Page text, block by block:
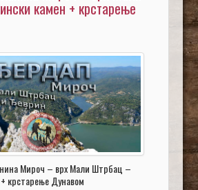
камен + крстарење
Мироч – врх Мали Штрбац –
крстарење Дунавом